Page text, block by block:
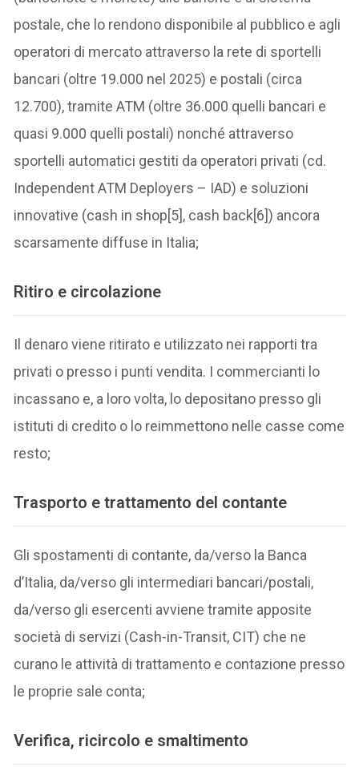
postale, che lo rendono disponibile al pubblico e agli
operatori di mercato attraverso la rete di sportelli
bancari (oltre 19.000 nel 2025) e postali (circa
12.700), tramite ATM (oltre 36.000 quelli bancari e
quasi 9.000 quelli postali) nonché attraverso
sportelli automatici gestiti da operatori privati (cd.
Independent ATM Deployers – IAD) e soluzioni
innovative (cash in shop[5], cash back[6]) ancora
scarsamente diffuse in Italia;
Ritiro e circolazione
Il denaro viene ritirato e utilizzato nei rapporti tra
privati o presso i punti vendita. I commercianti lo
incassano e, a loro volta, lo depositano presso gli
istituti di credito o lo reimmettono nelle casse come
resto;
Trasporto e trattamento del contante
Gli spostamenti di contante, da/verso la Banca
d’Italia, da/verso gli intermediari bancari/postali,
da/verso gli esercenti avviene tramite apposite
società di servizi (Cash-in-Transit, CIT) che ne
curano le attività di trattamento e contazione presso
le proprie sale conta;
Verifica, ricircolo e smaltimento